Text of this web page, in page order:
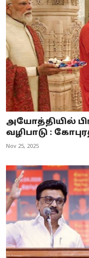
அயோத்தியில்
வழிபாடு :
Nov 25, 2025